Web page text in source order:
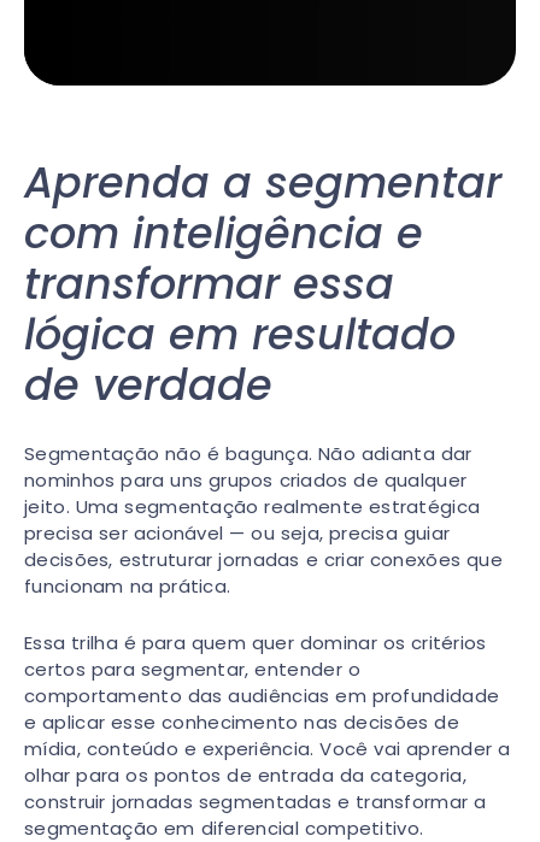
Aprenda a segmentar
com inteligência e
transformar essa
lógica em resultado
de verdade
Segmentação não é bagunça. Não adianta dar
nominhos para uns grupos criados de qualquer
jeito. Uma segmentação realmente estratégica
precisa ser acionável — ou seja, precisa guiar
decisões, estruturar jornadas e criar conexões que
funcionam na prática.
Essa trilha é para quem quer dominar os critérios
certos para segmentar, entender o
comportamento das audiências em profundidade
e aplicar esse conhecimento nas decisões de
mídia, conteúdo e experiência. Você vai aprender a
olhar para os pontos de entrada da categoria,
construir jornadas segmentadas e transformar a
segmentação em diferencial competitivo.